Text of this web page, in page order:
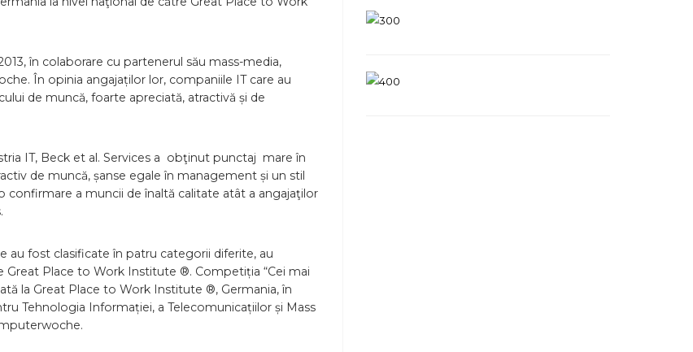
în colaborare cu partenerul său mass-media,
În opinia angajaților lor, companiile IT care au
de muncă, foarte apreciată, atractivă și de
IT, Beck et al. Services a obţinut punctaj mare în
de muncă, șanse egale în management și un stil
confirmare a muncii de înaltă calitate atât a angajaţilor
au fost clasificate în patru categorii diferite, au
Place to Work Institute ®. Competiția “Cei mai
la Great Place to Work Institute ®, Germania, în
Tehnologia Informației, a Telecomunicațiilor și Mass